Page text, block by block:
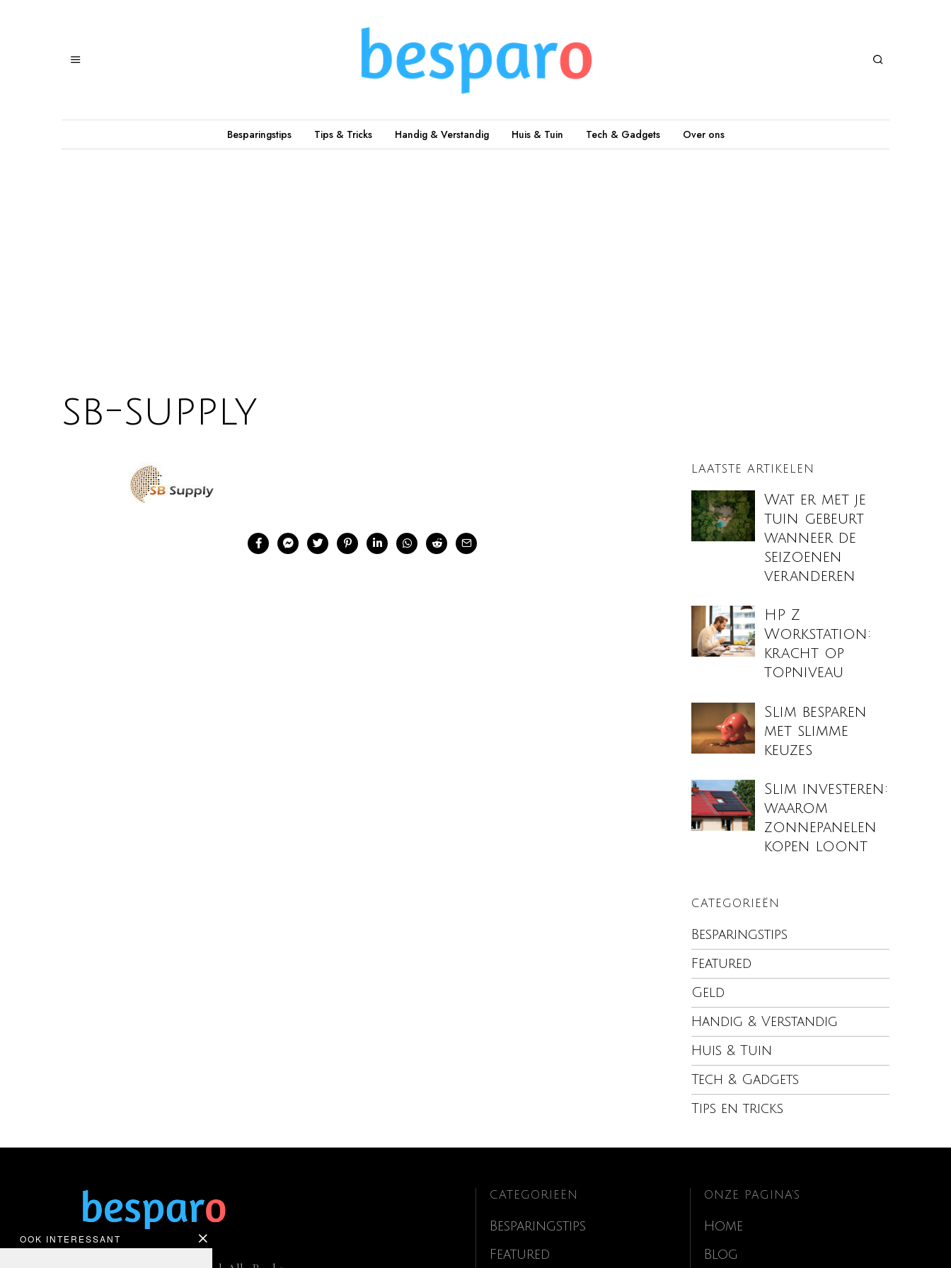
Besparingstips Tips & Tricks Handig & Verstandig Huis & Tuin Tech & Gadgets Over ons
sb-supply
LAATSTE ARTIKELEN
Wat er met je
tuin gebeurt
wanneer de
seizoenen
veranderen
HP Z
Workstation:
kracht op
topniveau
Slim besparen
met slimme
keuzes
Slim investeren:
waarom
zonnepanelen
kopen loont
CATEGORIEËN
Besparingstips
Featured
Geld
Handig & Verstandig
Huis & Tuin
Tech & Gadgets
Tips en tricks
OOK INTERESSANT
CATEGORIEËN
Besparingstips
Featured
ONZE PAGINA’S
Home
Blog